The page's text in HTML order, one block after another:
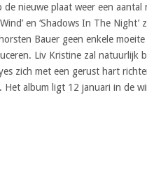
nieuwe plaat weer een
en ‘Shadows In The
Bauer geen enkele
Liv Kristine zal natuurlijk
zich met een gerust hart
Het album ligt 12 januari in de